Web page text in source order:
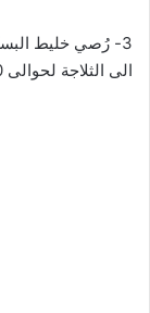
3- رُصي خليط
الى الثلاجة لحوالى 10 دقائق.